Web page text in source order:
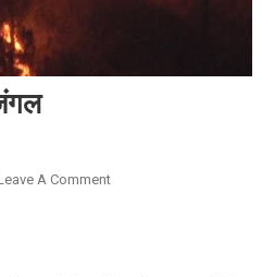
A CommentOn धधकते उत्तराखंड के